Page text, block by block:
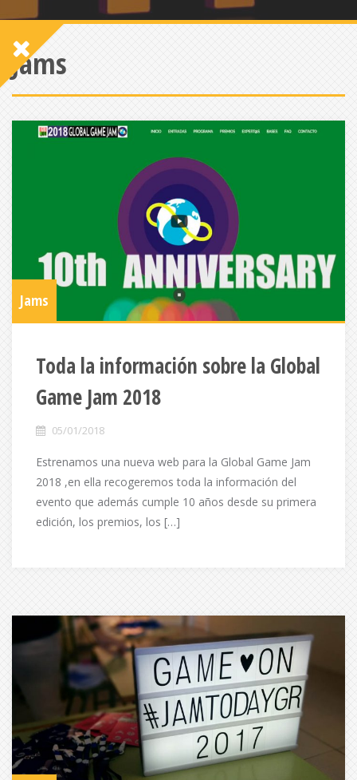
Jams
Jams
Toda la información sobre la Global
Game Jam 2018
05/01/2018
Estrenamos una nueva web para la Global Game Jam
2018 ,en ella recogeremos toda la información del
evento que además cumple 10 años desde su primera
edición, los premios, los […]